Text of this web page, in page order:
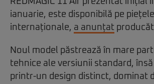
ianuarie, este disponibilă pe piețele
internaționale, a anunțat
Noul model păstrează în mare
tehnice ale versiunii standard,
printr-un design distinct, dominat